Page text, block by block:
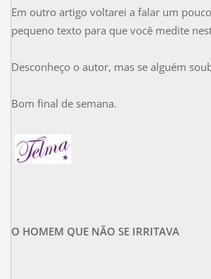
Em outro artigo voltarei a falar um
pequeno texto para que você medite
Desconheço o autor, mas se alguém
Bom final de semana.
O HOMEM QUE NÃO SE IRRITAVA